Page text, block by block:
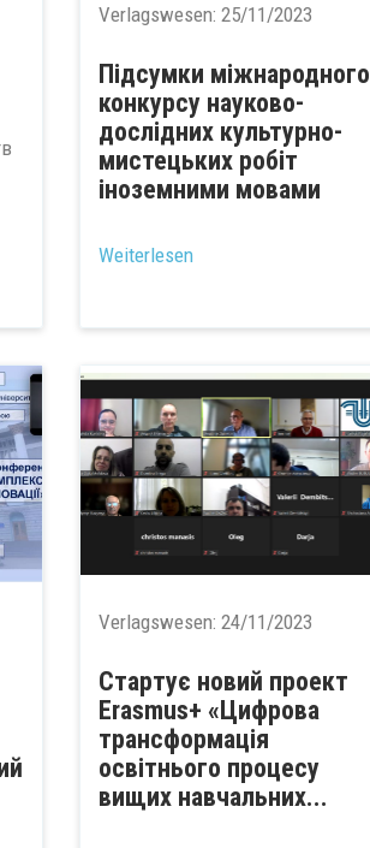
Verlagswesen: 25/11/2023
Підсумки міжнародного
конкурсу науково-
дослідних культурно-
мистецьких робіт
іноземними мовами
Weiterlesen
Verlagswesen: 24/11/2023
Стартує новий проект
Erasmus+ «Цифрова
трансформація
освітнього процесу
вищих навчальних...